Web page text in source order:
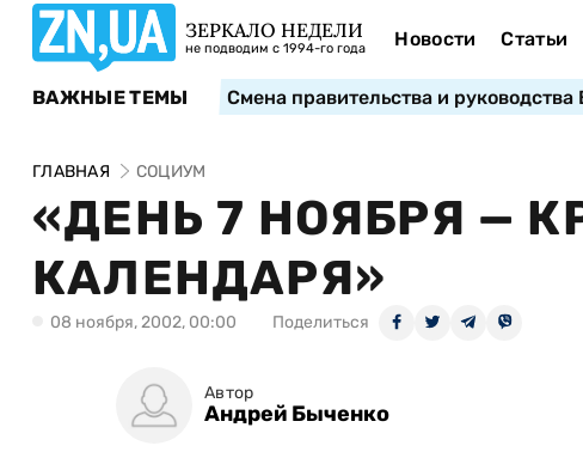
ЗЕРКАЛО НЕДЕЛИ
не подводим с 1994-го года Новости Статьи
ВАЖНЫЕ ТЕМЫ Смена правительства и руководства
ГЛАВНАЯ СОЦИУМ
«ДЕНЬ 7 НОЯБРЯ —
КАЛЕНДАРЯ»
08 ноября, 2002, 00:00 Поделиться
Автор
Андрей Быченко